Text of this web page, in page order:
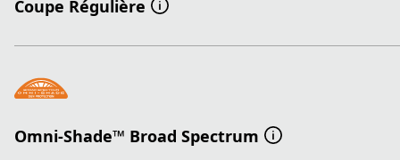
Coupe Régulière
Omni-Shade™ Broad Spectrum